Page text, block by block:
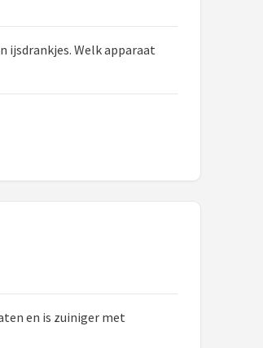
ijsdrankjes. Welk apparaat
en is zuiniger met